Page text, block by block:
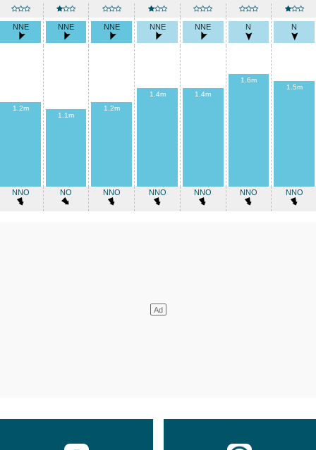
NNE NNE NNE NNE NNE N N
1.2m
1.1m
1.2m
1.4m 1.4m
1.6m
1.5m
NNO NO NNO NNO NNO NNO NNO